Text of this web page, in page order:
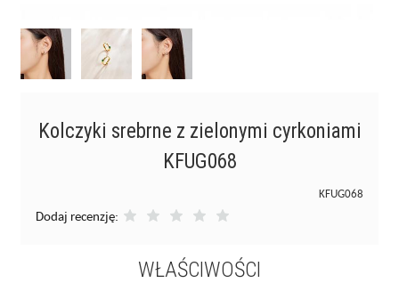
Kolczyki srebrne z zielonymi cyrkoniami
KFUG068
KFUG068
Dodaj recenzję:
WŁAŚCIWOŚCI